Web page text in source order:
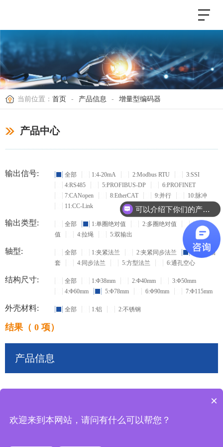
当前位置： 首页 - 产品信息 - 增量型编码器
产品中心
输出信号: 全部 1:4-20mA 2:Modbus RTU
3:SSI
4:RS485
5:PROFIBUS-DP
6:PROFINET
7:CANopen
8:EtherCAT 9:并行
10:脉冲
11:CC-Link
输出类型: 全部 1:单圈绝对值 2:多圈绝对值
3:增量
值
4:拉绳 5:双输出
轴型: 全部 1:夹紧法兰 2:夹紧同步法兰
3:盲孔轴
套
4:同步法兰 5:方型法兰 6:通孔空心
结构尺寸: 全部 1:Φ38mm 2:Φ40mm
3:Φ50mm
4:Φ60mm
5:Φ78mm 6:Φ90mm 7:Φ115mm
外壳材料: 全部 1:铝 2:不锈钢
结果（ 0 项）
产品信息
可以介绍下你们的产品么？
×
欢迎来到本网站，请问有什么可以帮您？